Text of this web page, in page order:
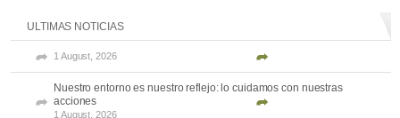
ULTIMAS NOTICIAS
1 August, 2026
Nuestro entorno es nuestro reflejo: lo cuidamos con nuestras
acciones
1 August, 2026